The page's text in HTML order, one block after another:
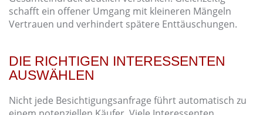
schafft ein offener Umgang mit kleineren Mängeln
Vertrauen und verhindert spätere Enttäuschungen.
DIE RICHTIGEN INTERESSENTEN
AUSWÄHLEN
Nicht jede Besichtigungsanfrage führt automatisch zu